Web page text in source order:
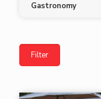
Gastronomy